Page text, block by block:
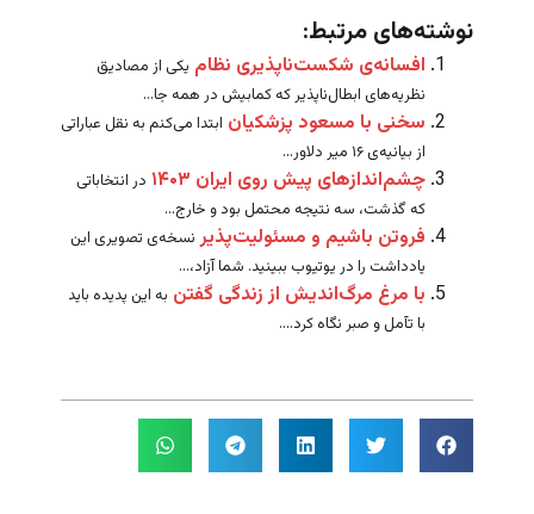
نوشته‌های مرتبط:
افسانه‌ی شکست‌ناپذیری نظام یکی از مصادیق
نظریه‌های ابطال‌ناپذیر که کمابیش در همه جا...
سخنی با مسعود پزشکیان ابتدا می‌کنم به نقل عباراتی
از بیانیه‌ی ۱۶ میر دلاور...
چشم‌اندازهای پیش روی ایران ۱۴۰۳
در انتخاباتی
که گذشت، سه نتیجه محتمل بود و خارج...
فروتن‌ باشیم و مسئولیت‌پذیر نسخه‌ی تصویری این
یادداشت را در یوتیوب ببینید. شما آزاد،‌...
با مرغ مرگ‌اندیش از زندگی گفتن به این پدیده باید
با تآمل و صبر نگاه کرد....